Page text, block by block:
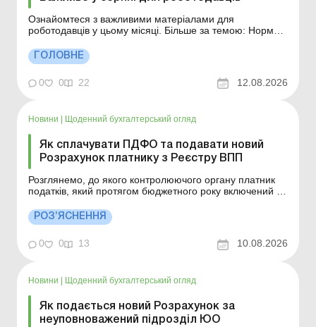
Ознайомтеся з важливими матеріалами для
роботодавців у цьому місяці. Більше за темою: Норми
за порушення законодавства про працю
Неоподатковувані розміри доходів, які залежать від
МЗП та ПМ Також може бути корисним: Важливе у с...
ГОЛОВНЕ
0 0 22 12.08.2026
Новини Щоденний бухгалтерський огляд
Як сплачувати ПДФО та подавати новий
Розрахунок платнику з Реєстру ВПП
Розглянемо, до якого контролюючого органу платник
податків, який протягом бюджетного року включений до
подає Розрахунок ЮО. Більше за темою: Квартальна
форма Податкового розрахунку для ФОП Податковий
розрахунок за оновленою формою юрособи вперше ...
РОЗ’ЯСНЕННЯ
0 0 13 10.08.2026
Новини | Щоденний бухгалтерський огляд
Як подається новий Розрахунок за
неуповноважений підрозділ ЮО